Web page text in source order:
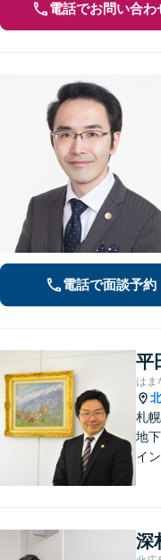
電話でお問い合わ
電話で面談予約
平
はま
札
地
イ
も
事
深